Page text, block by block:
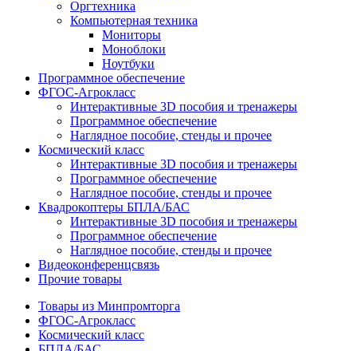
Оргтехника
Компьютерная техника
Мониторы
Моноблоки
Ноутбуки
Программное обеспечение
ФГОС-Агрокласс
Интерактивные 3D пособия и тренажеры
Программное обеспечение
Наглядное пособие, стенды и прочее
Космический класс
Интерактивные 3D пособия и тренажеры
Программное обеспечение
Наглядное пособие, стенды и прочее
Квадрокоптеры БПЛА/БАС
Интерактивные 3D пособия и тренажеры
Программное обеспечение
Наглядное пособие, стенды и прочее
Видеоконференцсвязь
Прочие товары
Товары из Минпромторга
ФГОС-Агрокласс
Космический класс